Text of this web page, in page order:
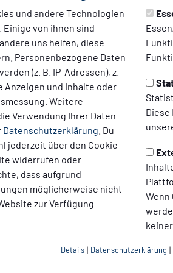
und andere Technologien
von ihnen sind
uns helfen, diese
Personenbezogene Daten
(z. B. IP-Adressen), z.
Anzeigen und Inhalte oder
Weitere
Verwendung Ihrer Daten
Datenschutzerklärung . Du
jederzeit über den Cookie-
widerrufen oder
dass aufgrund
möglicherweise nicht
zur Verfügung
Wenn
Details | Datenschutzerklärung |
der Geschäftsstelle und Block O
zwei Elektrofahrzeuge
im Hauptgebäude auf LED
Fahrräder (Co-Produktion mit der
mit dem Autohaus
mit Nextbike)
Oatly)
(1. Mannschaft)
im Verkauf zu Heimspielen